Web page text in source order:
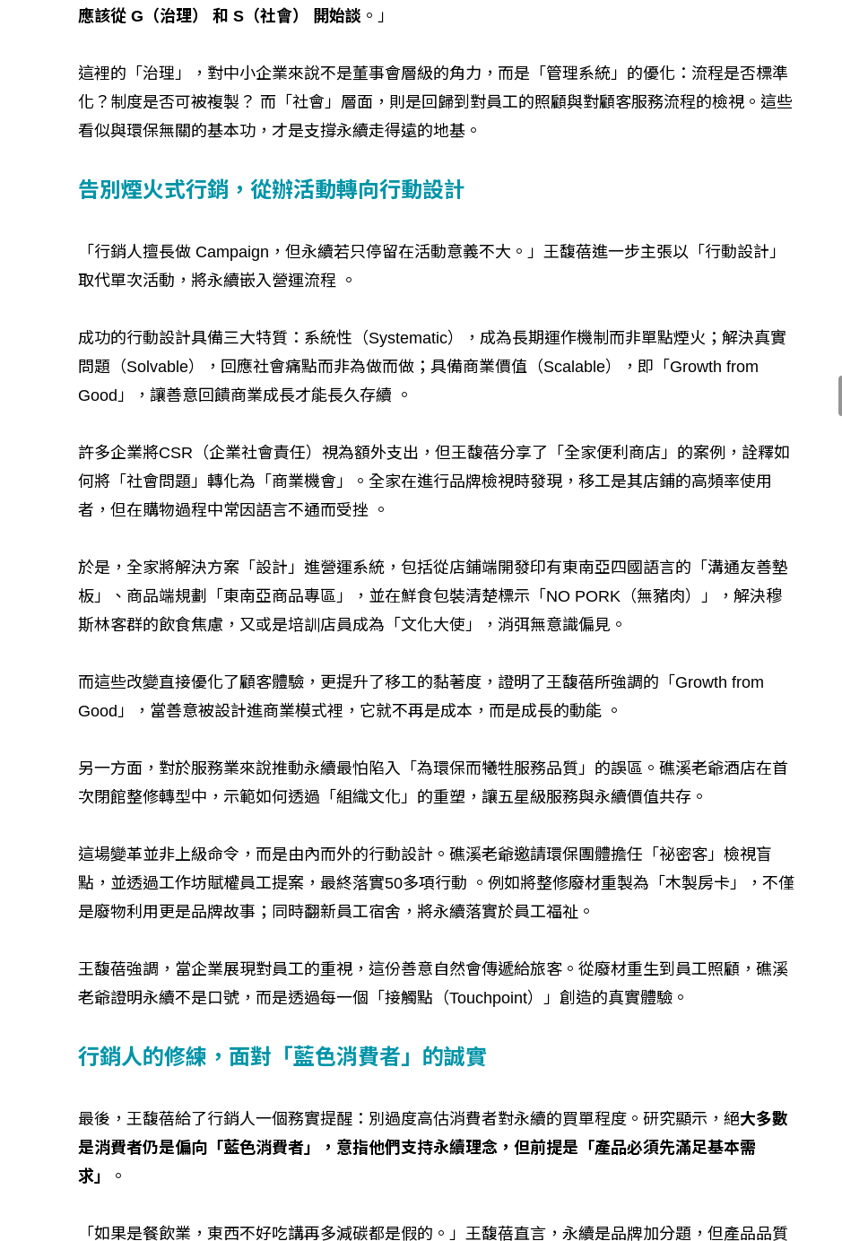
應該從 G（治理） 和 S（社會） 開始談 。」
這裡的「治理」，對中小企業來說不是董事會層級的角力，而是「管理系統」的優化：流程是否標準
化？制度是否可被複製？ 而「社會」層面，則是回歸到對員工的照顧與對顧客服務流程的檢視。這些
看似與環保無關的基本功，才是支撐永續走得遠的地基。
告別煙火式行銷，從辦活動轉向行動設計
「行銷人擅長做 Campaign，但永續若只停留在活動意義不大。」王馥蓓進一步主張以「行動設計」
取代單次活動，將永續嵌入營運流程 。
成功的行動設計具備三大特質：系統性（Systematic），成為長期運作機制而非單點煙火；解決真實
問題（Solvable），回應社會痛點而非為做而做；具備商業價值（Scalable），即「Growth from
Good」，讓善意回饋商業成長才能長久存續 。
許多企業將CSR（企業社會責任）視為額外支出，但王馥蓓分享了「全家便利商店」的案例，詮釋如
何將「社會問題」轉化為「商業機會」。全家在進行品牌檢視時發現，移工是其店鋪的高頻率使用
者，但在購物過程中常因語言不通而受挫 。
於是，全家將解決方案「設計」進營運系統，包括從店鋪端開發印有東南亞四國語言的「溝通友善墊
板」、商品端規劃「東南亞商品專區」，並在鮮食包裝清楚標示「NO PORK（無豬肉）」，解決穆
斯林客群的飲食焦慮，又或是培訓店員成為「文化大使」，消弭無意識偏見。
而這些改變直接優化了顧客體驗，更提升了移工的黏著度，證明了王馥蓓所強調的「Growth from
Good」，當善意被設計進商業模式裡，它就不再是成本，而是成長的動能 。
另一方面，對於服務業來說推動永續最怕陷入「為環保而犧牲服務品質」的誤區。礁溪老爺酒店在首
次閉館整修轉型中，示範如何透過「組織文化」的重塑，讓五星級服務與永續價值共存。
這場變革並非上級命令，而是由內而外的行動設計。礁溪老爺邀請環保團體擔任「祕密客」檢視盲
點，並透過工作坊賦權員工提案，最終落實50多項行動 。例如將整修廢材重製為「木製房卡」，不僅
是廢物利用更是品牌故事；同時翻新員工宿舍，將永續落實於員工福祉。
王馥蓓強調，當企業展現對員工的重視，這份善意自然會傳遞給旅客。從廢材重生到員工照顧，礁溪
老爺證明永續不是口號，而是透過每一個「接觸點（Touchpoint）」創造的真實體驗。
行銷人的修練，面對「藍色消費者」的誠實
最後，王馥蓓給了行銷人一個務實提醒：別過度高估消費者對永續的買單程度。研究顯示，絕大多數
是消費者仍是偏向「藍色消費者」，意指他們支持永續理念，但前提是「產品必須先滿足基本需
求」
。
「如果是餐飲業，東西不好吃講再多減碳都是假的。」王馥蓓直言，永續是品牌加分題，但產品品質
從資金
中國信
動論壇》